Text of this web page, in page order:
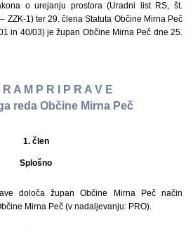
o urejanju prostora (Uradni list RS, št.
ZZK-1) ter 29. člena Statuta Občine Mirna Peč
in 40/03) je župan Občine Mirna Peč dne 25.
R A M P R I P R A V E
reda Občine Mirna Peč
1. člen
Splošno
določa župan Občine Mirna Peč način
Mirna Peč (v nadaljevanju: PRO).